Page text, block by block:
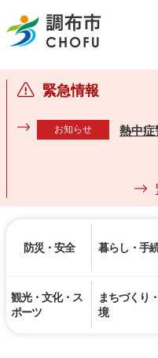
調布市
緊急情報
お知らせ 熱中症
防災・安全 暮らし・手
観光・文化・ス
ポーツ
まちづくり
境